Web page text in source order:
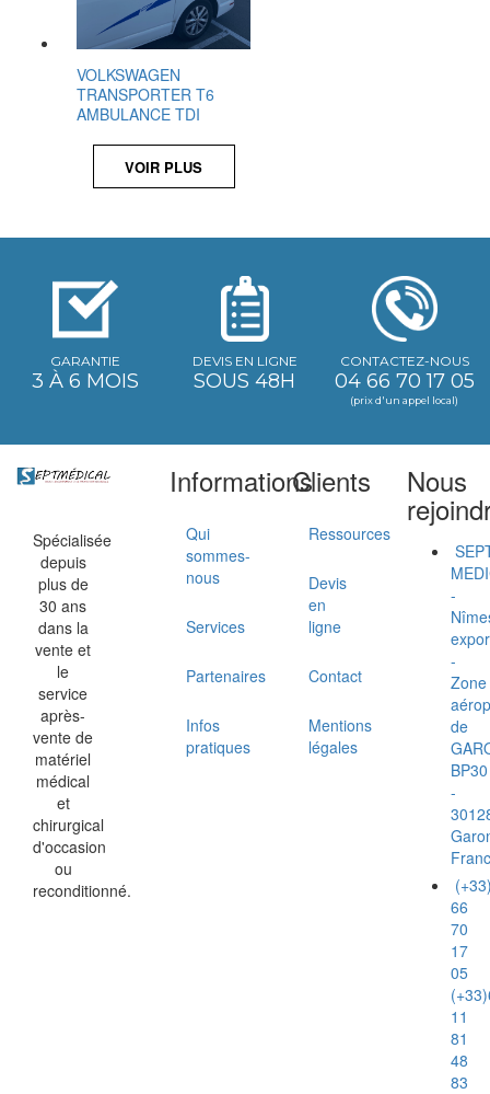
VOLKSWAGEN
TRANSPORTER T6
AMBULANCE TDI
VOIR PLUS
GARANTIE
3 À 6 MOIS
DEVIS EN LIGNE
SOUS 48H
CONTACTEZ-NOUS
04 66 70 17 05
(prix d'un appel local)
Spécialisée
depuis
plus de
30 ans
dans la
vente et
le
service
après-
vente de
matériel
médical
et
chirurgical
d'occasion
ou
reconditionné.
Informations
Qui
sommes-
nous
Services
Partenaires
Infos
pratiques
Clients
Ressources
Devis
en
ligne
Contact
Mentions
légales
Nous
-
-
Zone
de
BP30
-
66
70
17
05
11
81
48
83